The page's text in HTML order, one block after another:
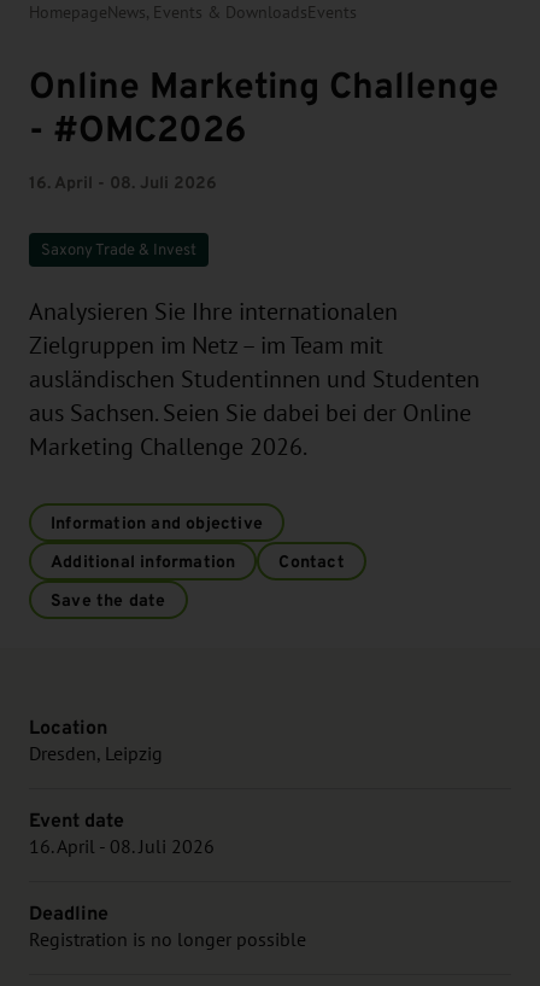
Homepage News, Events & Downloads Events
Online Marketing Challenge
- #OMC2026
16. April - 08. Juli 2026
Saxony Trade & Invest
Analysieren Sie Ihre internationalen
Zielgruppen im Netz – im Team mit
ausländischen Studentinnen und Studenten
aus Sachsen. Seien Sie dabei bei der Online
Marketing Challenge 2026.
Information and objective
Additional information
Contact
Save the date
Location
Dresden, Leipzig
Event date
16. April - 08. Juli 2026
Deadline
Registration is no longer possible